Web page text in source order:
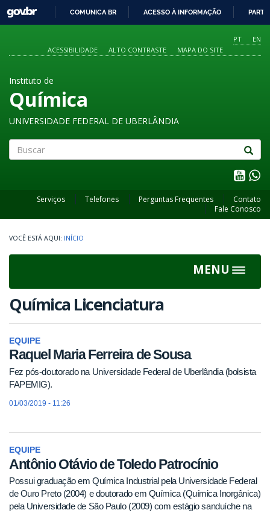
O
CONTEÚDO
GOVBR
COMUNICA BR ACESSO À INFORMAÇÃO
PT
EN
ACESSIBILIDADE
ALTO CONTRASTE MAPA DO SITE
Instituto de
Química
UNIVERSIDADE FEDERAL DE UBERLÂNDIA
Serviços Telefones Perguntas Frequentes
Contato
Fale Conosco
INÍCIO
MENU
Toggle
Química Licenciatura
EQUIPE
Raquel Maria Ferreira de Sousa
Fez pós-doutorado na Universidade Federal de Uberlândia (bolsista
FAPEMIG).
01/03/2019 - 11:26
EQUIPE
Antônio Otávio de Toledo Patrocínio
Possui graduação em Química Industrial pela Universidade Federal
de Ouro Preto (2004) e doutorado em Química (Química Inorgânica)
pela Universidade de São Paulo (2009) com estágio sanduíche na